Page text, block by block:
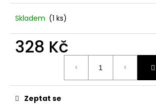
Skladem (1 ks)
328 Kč
Zeptat se
RŮŽE
449